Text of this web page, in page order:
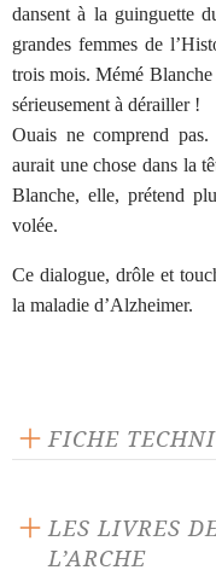
dansent à la guinguette
grandes femmes de
trois mois. Mémé
sérieusement à dérailler !
Ouais ne comprend
aurait une chose dans la
Blanche, elle, prétend
volée.
Ce dialogue, drôle et
la maladie d’Alzheimer.
FICHE
Théâtre jeunesse
Langue source :
LES LIVRES
L’ARCHE